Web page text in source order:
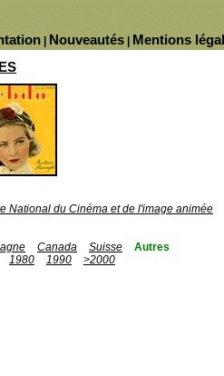
Mentions
Nouveautés
National du Cinéma et de l'image animée
Canada Suisse
Autres
1980 1990
>2000